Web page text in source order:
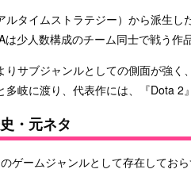
ルタイムストラテジー）から派生
少人数構成のチーム同士で戦う作
りサブジャンルとしての側面が強
多岐に渡り、代表作には、『Dota 2
・元ネタ
ゲームジャンルとして存在してお